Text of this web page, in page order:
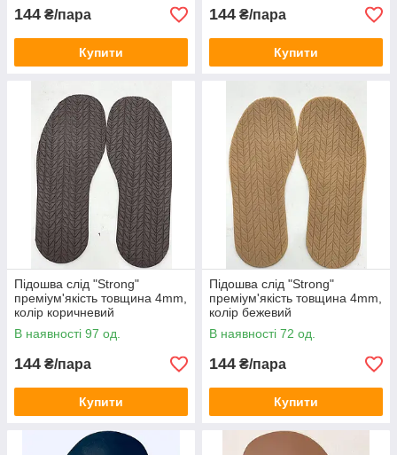
144 ₴/пара
Купити
144 ₴/пара
Купити
Підошва слід "Strong"
преміум'якість товщина 4mm,
колір коричневий
В наявності 97 од.
144 ₴/пара
Купити
Підошва слід "Strong"
преміум'якість товщина 4mm,
колір бежевий
В наявності 72 од.
144 ₴/пара
Купити